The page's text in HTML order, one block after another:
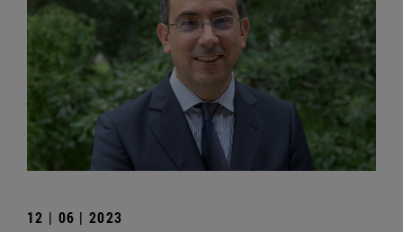
12 | 06 | 2023